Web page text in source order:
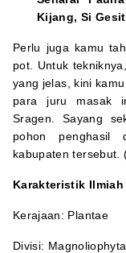
Kijang, Si
Perlu juga kamu
pot. Untuk
yang jelas, kini
para juru masak
Sragen. Sayang
pohon penghasil
kabupaten tersebut.
Karakteristik Ilmiah
Kerajaan: Plantae
Divisi: Magnoliophyta